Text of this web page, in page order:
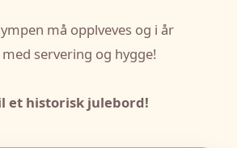
må opplveves og i år
servering og hygge!
et historisk julebord!